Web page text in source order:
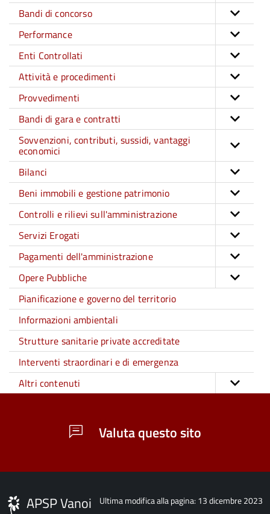
Bandi di concorso
Performance
Enti Controllati
Attività e procedimenti
Provvedimenti
Bandi di gara e contratti
Sovvenzioni, contributi, sussidi, vantaggi
economici
Bilanci
Beni immobili e gestione patrimonio
Controlli e rilievi sull'amministrazione
Servizi Erogati
Pagamenti dell'amministrazione
Opere Pubbliche
Pianificazione e governo del territorio
Informazioni ambientali
Strutture sanitarie private accreditate
Interventi straordinari e di emergenza
Altri contenuti
Valuta questo sito
Ultima modifica alla pagina: 13 dicembre 2023
APSP Vanoi